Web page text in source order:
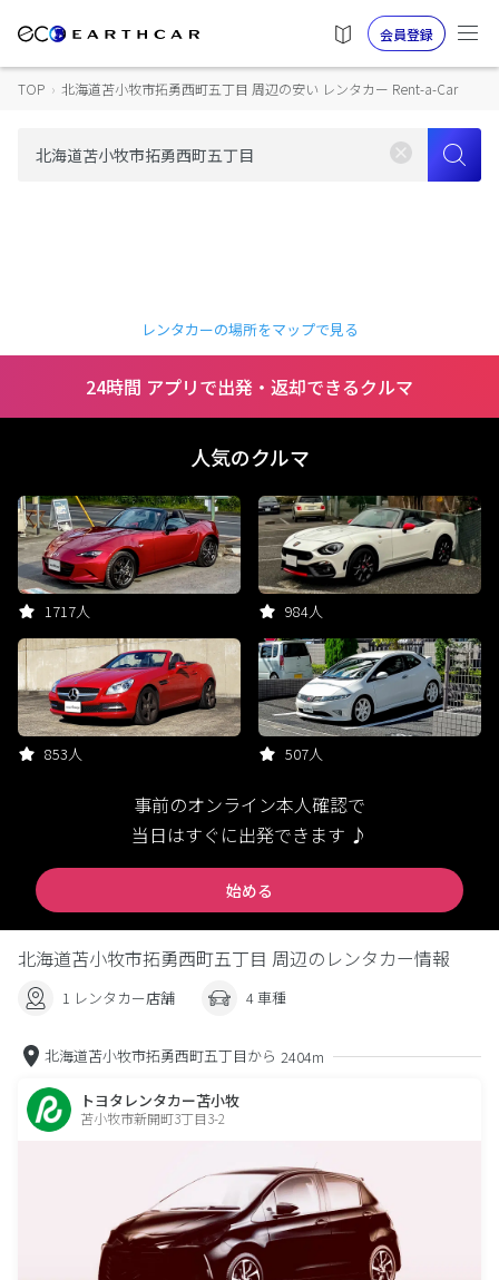
会員登録
TOP › 北海道苫小牧市拓勇西町五丁目 周辺の安い レンタカー Rent-a-Car
レンタカーの場所をマップで見る
24時間 アプリで出発・返却できるクルマ
人気のクルマ
1717人 984人
853人 507人
事前のオンライン本人確認で
当日はすぐに出発できます ♪
始める
北海道苫小牧市拓勇西町五丁目 周辺のレンタカー情報
1 レンタカー店舗 4 車種
北海道苫小牧市拓勇西町五丁目から 2404m
トヨタレンタカー苫小牧
苫小牧市新開町3丁目3-2